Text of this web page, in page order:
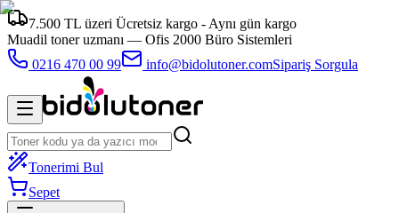
7.500 TL üzeri Ücretsiz kargo - Aynı gün kargo
Muadil toner uzmanı — Ofis 2000 Büro Sistemleri
0216 470 00 99
info@bidolutoner.comSipariş Sorgula
Tonerimi Bul
Sepet